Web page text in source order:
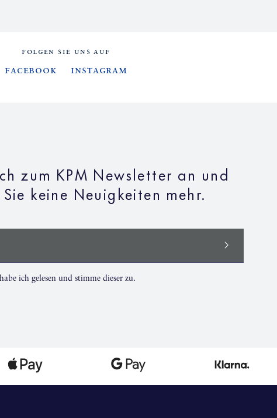
FOLGEN SIE UNS AUF
Facebook Instagram
zum KPM Newsletter an und
keine Neuigkeiten mehr.
habe ich gelesen und stimme dieser zu.